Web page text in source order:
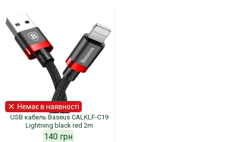
Немає в наявності
USB кабель Baseus CALKLF-C19
Lightning black red 2m
140 грн